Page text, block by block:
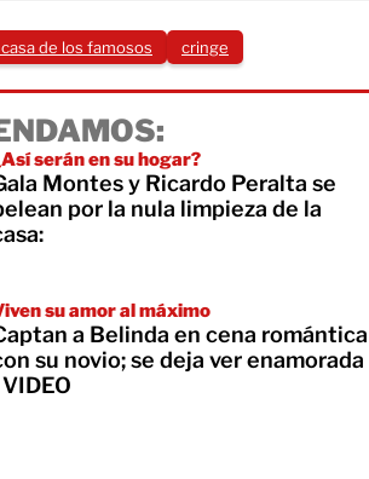
de los famosos cringe
serán en su hogar?
Montes y Ricardo Peralta se
por la nula limpieza de la
su amor al máximo
a Belinda en cena romántica
su novio; se deja ver enamorada
| VIDEO